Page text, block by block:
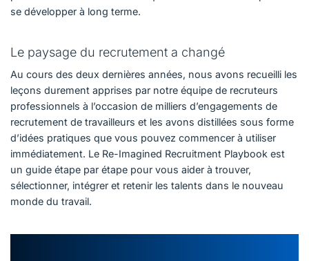
se développer à long terme.
Le paysage du recrutement a changé
Au cours des deux dernières années, nous avons recueilli les
leçons durement apprises par notre équipe de recruteurs
professionnels à l’occasion de milliers d’engagements de
recrutement de travailleurs et les avons distillées sous forme
d’idées pratiques que vous pouvez commencer à utiliser
immédiatement. Le Re-Imagined Recruitment Playbook est
un guide étape par étape pour vous aider à trouver,
sélectionner, intégrer et retenir les talents dans le nouveau
monde du travail.